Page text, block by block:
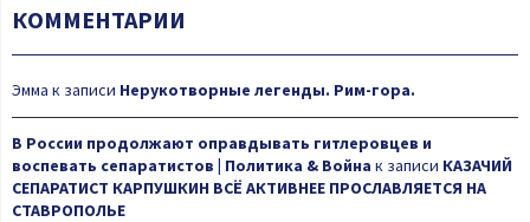
КОММЕНТАРИИ
Эмма к записи Нерукотворные легенды. Рим-гора.
В России продолжают оправдывать гитлеровцев и
воспевать сепаратистов | Политика & Война к записи КАЗАЧИЙ
СЕПАРАТИСТ КАРПУШКИН ВСЁ АКТИВНЕЕ ПРОСЛАВЛЯЕТСЯ НА
СТАВРОПОЛЬЕ